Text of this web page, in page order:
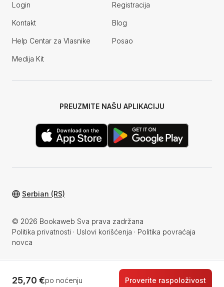
25,70 €po noćenju Proverite raspoloživost
Login Registracija
Kontakt Blog
Help Centar za Vlasnike Posao
Medija Kit
PREUZMITE NAŠU APLIKACIJU
© 2026 Bookaweb Sva prava zadržana
Politika privatnosti · Uslovi korišćenja · Politika povraćaja
novca
Serbian (RS)